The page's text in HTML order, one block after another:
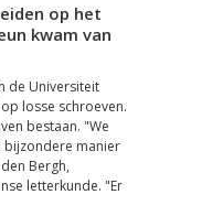
op het
kwam van
de Universiteit
losse schroeven.
bestaan. "We
bijzondere manier
Bergh,
letterkunde. "Er